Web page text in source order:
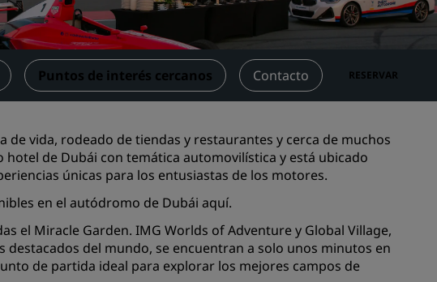
Hotels
Estancias sostenibles
Estancias para equipos
deportivos
Viajeros de negocios
Hoteles en el centro de la ciudad
Radisson Rewards
Descubre Radisson Rewards
Ventajas
Cómo utilizar los puntos
Puntos de interés cercanos Contacto RESERVAR
vida, rodeado de tiendas y restaurantes y cerca de muchos
de Dubái con temática automovilística y está ubicado
únicas para los entusiastas de los motores.
en el autódromo de Dubáiaquí.
el Miracle Garden. IMG Worlds of Adventure y Global Village,
del mundo, se encuentran a solo unos minutos en
de partida ideal para explorar los mejores campos de